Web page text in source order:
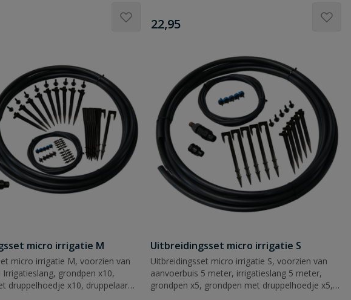
€
22,95
micro irrigatie M
micro irrigatie M, voorzien van
Irrigatieslang, grondpen x10,
druppelhoedje x10, druppelaar
Uitbreidingsset micro irrigatie S
Uitbreidingsset micro irrigatie S, voorzien van
aanvoerbuis 5 meter, irrigatieslang 5 meter,
grondpen x5, grondpen met druppelhoedje x5,